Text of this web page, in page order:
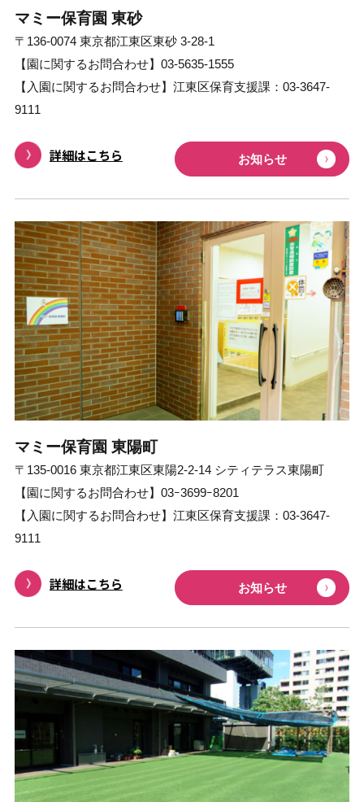
マミー保育園 東砂
〒136-0074 東京都江東区東砂 3-28-1
【園に関するお問合わせ】03-5635-1555
【⼊園に関するお問合わせ】江東区保育支援課：03-3647-
9111
詳細はこちら お知らせ
マミー保育園 東陽町
〒135-0016 東京都江東区東陽2-2-14 シティテラス東陽町
【園に関するお問合わせ】03ｰ3699ｰ8201
【⼊園に関するお問合わせ】江東区保育支援課：03-3647-
9111
詳細はこちら お知らせ